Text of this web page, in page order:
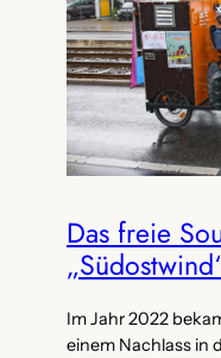
Das freie
Im Jahr 2022
einem Nachlass in